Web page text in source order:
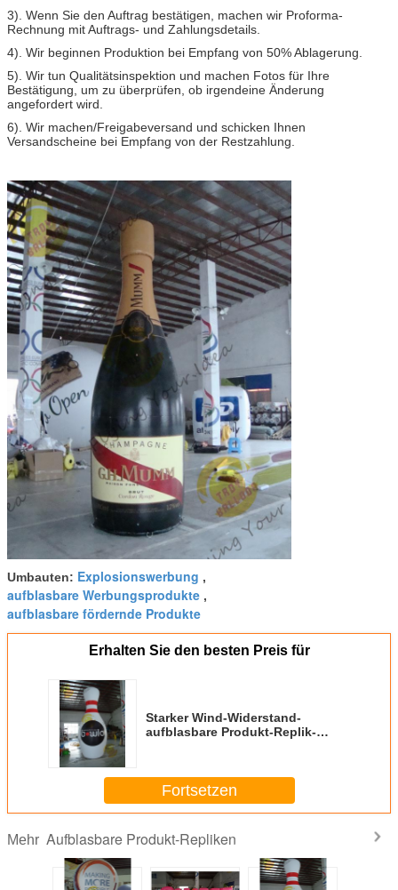
3). Wenn Sie den Auftrag bestätigen, machen wir Proforma-
Rechnung mit Auftrags- und Zahlungsdetails.
4). Wir beginnen Produktion bei Empfang von 50% Ablagerung.
5). Wir tun Qualitätsinspektion und machen Fotos für Ihre
Bestätigung, um zu überprüfen, ob irgendeine Änderung
angefordert wird.
6). Wir machen/Freigabeversand und schicken Ihnen
Versandscheine bei Empfang von der Restzahlung.
Umbauten: Explosionswerbung ,
aufblasbare Werbungsprodukte ,
aufblasbare fördernde Produkte
Erhalten Sie den besten Preis für
Starker Wind-Widerstand-
aufblasbare Produkt-Replik-
Fortsetzen
Mehr Aufblasbare Produkt-Repliken